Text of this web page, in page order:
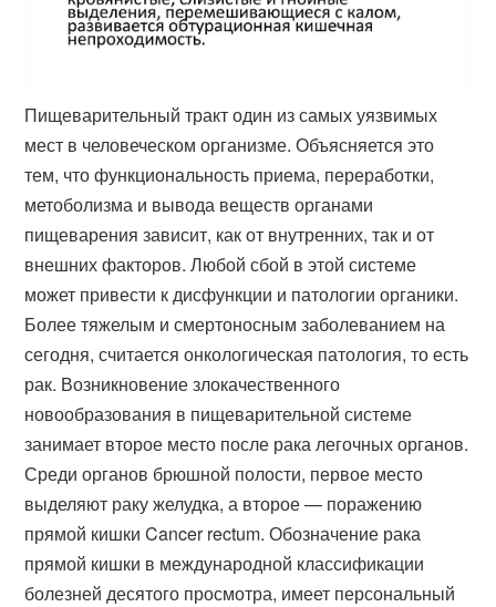
Пищеварительный тракт один из самых уязвимых
мест в человеческом организме. Объясняется это
тем, что функциональность приема, переработки,
метоболизма и вывода веществ органами
пищеварения зависит, как от внутренних, так и от
внешних факторов. Любой сбой в этой системе
может привести к дисфункции и патологии органики.
Более тяжелым и смертоносным заболеванием на
сегодня, считается онкологическая патология, то есть
рак. Возникновение злокачественного
новообразования в пищеварительной системе
занимает второе место после рака легочных органов.
Среди органов брюшной полости, первое место
выделяют раку желудка, а второе — поражению
прямой кишки Cancer rectum. Обозначение рака
прямой кишки в международной классификации
болезней десятого просмотра, имеет персональный